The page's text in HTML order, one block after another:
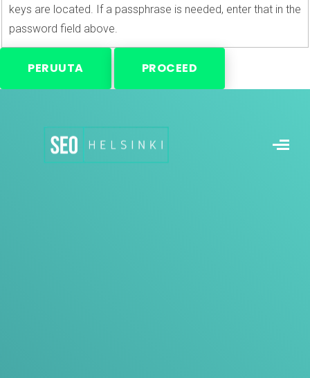
keys are located. If a passphrase is needed, enter that in the
password field above.
PERUUTA